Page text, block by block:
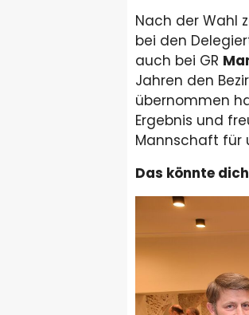
Nach der Wahl
bei den
auch bei GR
Jahren den
übernommen
Ergebnis und
Mannschaft für
Das könnte